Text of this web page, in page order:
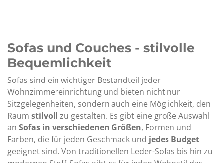
Sofas und Couches - stilvolle
Bequemlichkeit
Sofas sind ein wichtiger Bestandteil jeder
Wohnzimmereinrichtung und bieten nicht nur
Sitzgelegenheiten, sondern auch eine Möglichkeit, den
Raum stilvoll zu gestalten. Es gibt eine große Auswahl
an Sofas in verschiedenen Größen, Formen und
Farben, die für jeden Geschmack und jedes Budget
geeignet sind. Von traditionellen Leder-Sofas bis hin zu